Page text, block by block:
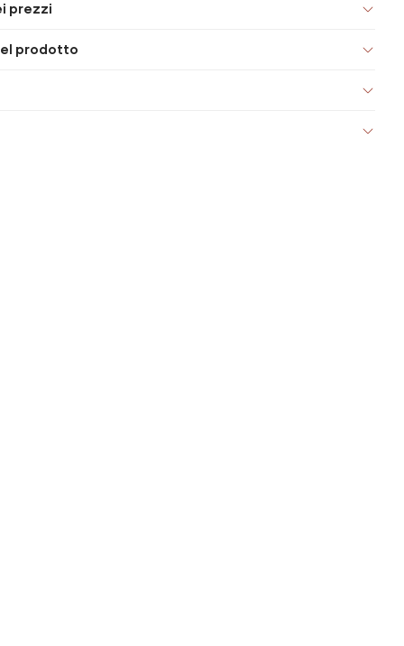
prezzi
prodotto